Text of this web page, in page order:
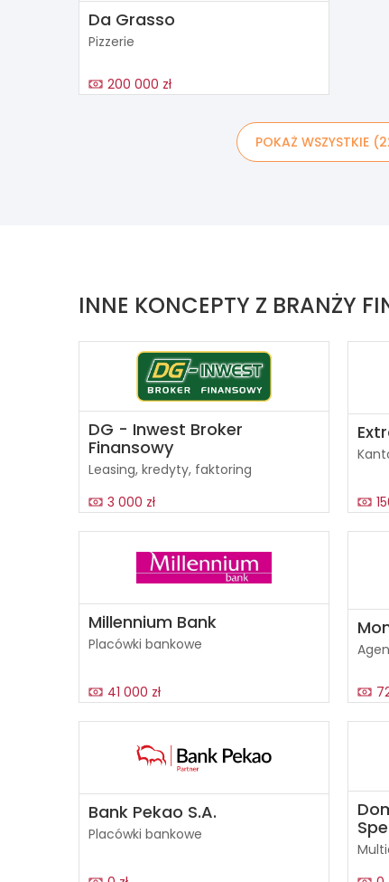
Da Grasso
Pizzerie
200 000 zł
POKAŻ WSZYSTKIE
INNE KONCEPTY Z BRANŻY
DG - Inwest Broker
Finansowy
Leasing, kredyty, faktoring
3 000 zł
Millennium Bank
Placówki bankowe
41 000 zł
Bank Pekao S.A.
Placówki bankowe